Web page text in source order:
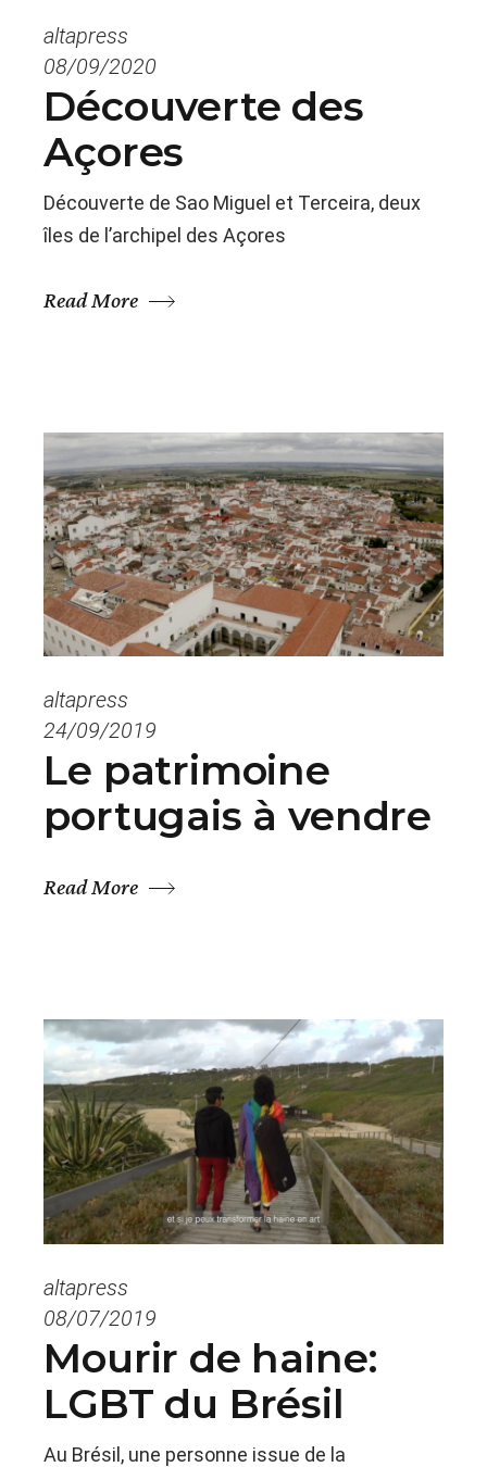
altapress
08/09/2020
Découverte des
Açores
Découverte de Sao Miguel et Terceira, deux
îles de l’archipel des Açores
Read More
altapress
24/09/2019
Le patrimoine
portugais à vendre
Read More
altapress
08/07/2019
Mourir de haine:
LGBT du Brésil
Au Brésil, une personne issue de la